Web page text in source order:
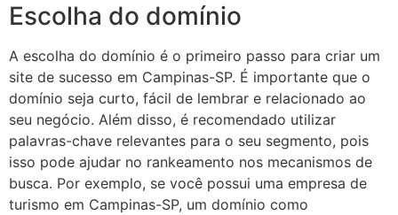
Escolha do domínio
A escolha do domínio é o primeiro passo para criar um
site de sucesso em Campinas-SP. É importante que o
domínio seja curto, fácil de lembrar e relacionado ao
seu negócio. Além disso, é recomendado utilizar
palavras-chave relevantes para o seu segmento, pois
isso pode ajudar no rankeamento nos mecanismos de
busca. Por exemplo, se você possui uma empresa de
turismo em Campinas-SP, um domínio como